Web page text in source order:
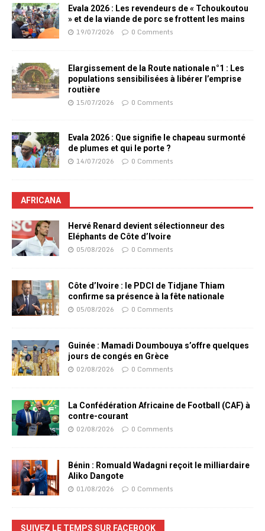
Evala 2026 : Les revendeurs de « Tchoukoutou
» et de la viande de porc se frottent les mains
19/07/2026 0 Comments
Elargissement de la Route nationale n°1 : Les
populations sensibilisées à libérer l’emprise
routière
15/07/2026 0 Comments
Evala 2026 : Que signifie le chapeau surmonté
de plumes et qui le porte ?
14/07/2026 0 Comments
AFRICANA
Hervé Renard devient sélectionneur des
Eléphants de Côte d’Ivoire
05/08/2026 0 Comments
Côte d’Ivoire : le PDCI de Tidjane Thiam
confirme sa présence à la fête nationale
05/08/2026 0 Comments
Guinée : Mamadi Doumbouya s’offre quelques
jours de congés en Grèce
02/08/2026 0 Comments
La Confédération Africaine de Football (CAF) à
contre-courant
02/08/2026 0 Comments
Bénin : Romuald Wadagni reçoit le milliardaire
Aliko Dangote
01/08/2026 0 Comments
SUIVEZ LE TEMPS SUR FACEBOOK